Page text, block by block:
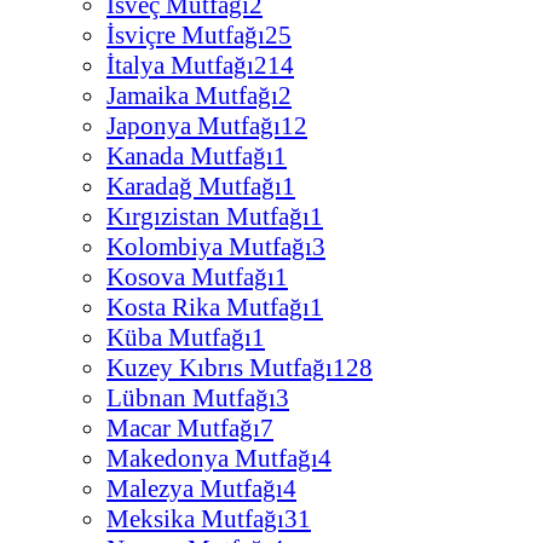
İsviçre Mutfağı25
İtalya Mutfağı214
Jamaika Mutfağı2
Japonya Mutfağı12
Kanada Mutfağı1
Karadağ Mutfağı1
Kırgızistan Mutfağı1
Kolombiya Mutfağı3
Kosova Mutfağı1
Kosta Rika Mutfağı1
Küba Mutfağı1
Kuzey Kıbrıs Mutfağı128
Lübnan Mutfağı3
Macar Mutfağı7
Makedonya Mutfağı4
Malezya Mutfağı4
Meksika Mutfağı31